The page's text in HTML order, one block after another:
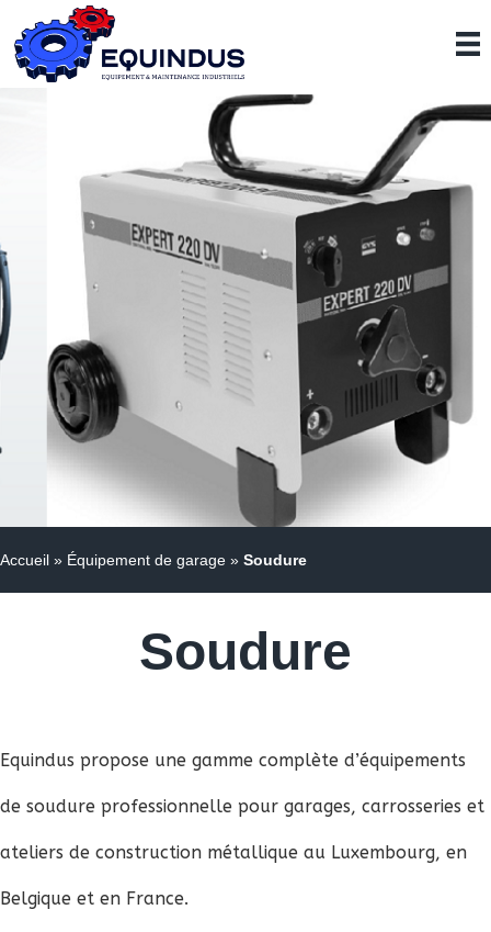
Accueil » Équipement de garage » Soudure
Soudure
Equindus propose une gamme complète d’équipements
de soudure professionnelle pour garages, carrosseries et
ateliers de construction métallique au Luxembourg, en
Belgique et en France.